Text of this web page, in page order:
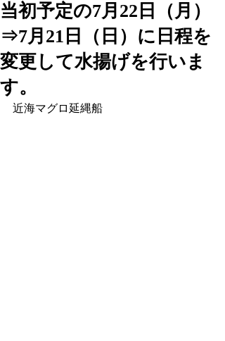
当初予定の7月22日（月）
⇒7月21日（日）に日程を
変更して水揚げを行いま
す。
近海マグロ延縄船